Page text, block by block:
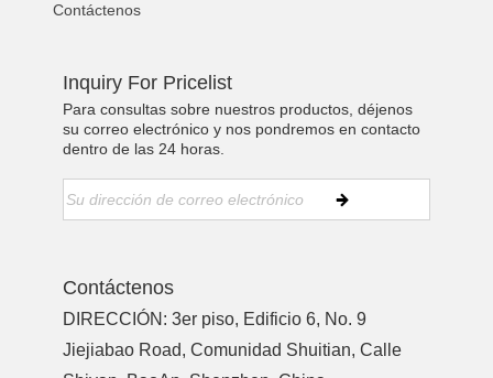
Contáctenos
Inquiry For Pricelist
Para consultas sobre nuestros productos, déjenos
su correo electrónico y nos pondremos en contacto
dentro de las 24 horas.
Contáctenos
DIRECCIÓN: 3er piso, Edificio 6, No. 9
Jiejiabao Road, Comunidad Shuitian, Calle